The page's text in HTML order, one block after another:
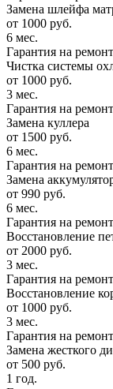
Замена шлейфа
от 1000 руб.
6 мес.
Гарантия на
Чистка системы
от 1000 руб.
3 мес.
Гарантия на
Замена куллера
от 1500 руб.
6 мес.
Гарантия на
Замена
от 990 руб.
6 мес.
Гарантия на
Восстановление
от 2000 руб.
3 мес.
Гарантия на
Восстановление
от 1000 руб.
3 мес.
Гарантия на
Замена жесткого
от 500 руб.
1 год.